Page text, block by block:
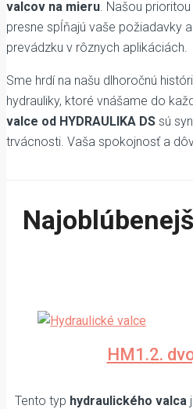
valcov na mieru . Našou
presne spĺňajú vaše požiadavky
prevádzku v rôznych aplikáciách.
Sme hrdí na našu dlhoročnú
hydrauliky, ktoré vnášame do
valce od HYDRAULIKA DS sú
trvácnosti. Vaša spokojnosť a
HM1.2.
Tento typ hydraulického valca